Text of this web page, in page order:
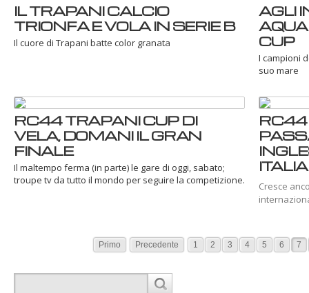
IL TRAPANI CALCIO
TRIONFA E VOLA IN SERIE B
Il cuore di Trapani batte color granata
AGLI
CUP
I campioni
suo mare
RC44 TRAPANI CUP DI
VELA, DOMANI IL GRAN
FINALE
Il maltempo ferma (in parte) le gare di oggi, sabato;
troupe tv da tutto il mondo per seguire la competizione.
RC44
ITALIA
Cresce
Primo Precedente 1 2 3 4 5 6 7